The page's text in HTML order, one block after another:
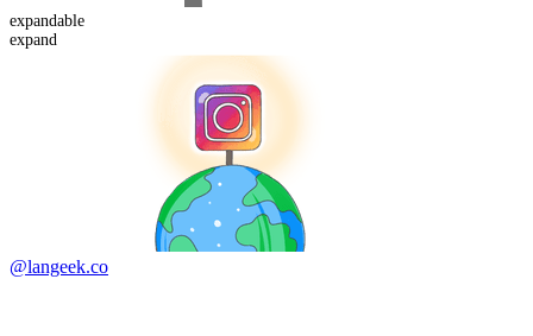
expandable
expand
@langeek.co